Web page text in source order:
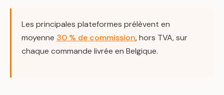
Les principales plateformes prélèvent en
moyenne 30 % de commission, hors TVA, sur
chaque commande livrée en Belgique.